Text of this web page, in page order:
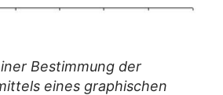
Bestimmung der
eines graphischen